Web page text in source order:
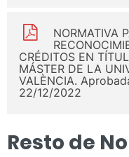
NORMATIVA
CRÉDITOS EN
MÁSTER DE LA
VALÈNCIA.
22/12/2022
Resto de